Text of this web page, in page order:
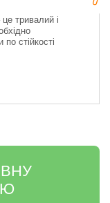
тривалий і
стійкості